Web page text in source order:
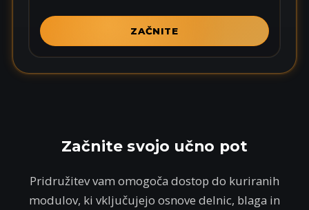
t
a
t
ZAČNITE
Začnite svojo učno pot
Pridružitev vam omogoča dostop do kuriranih
modulov, ki vključujejo osnove delnic, blaga in